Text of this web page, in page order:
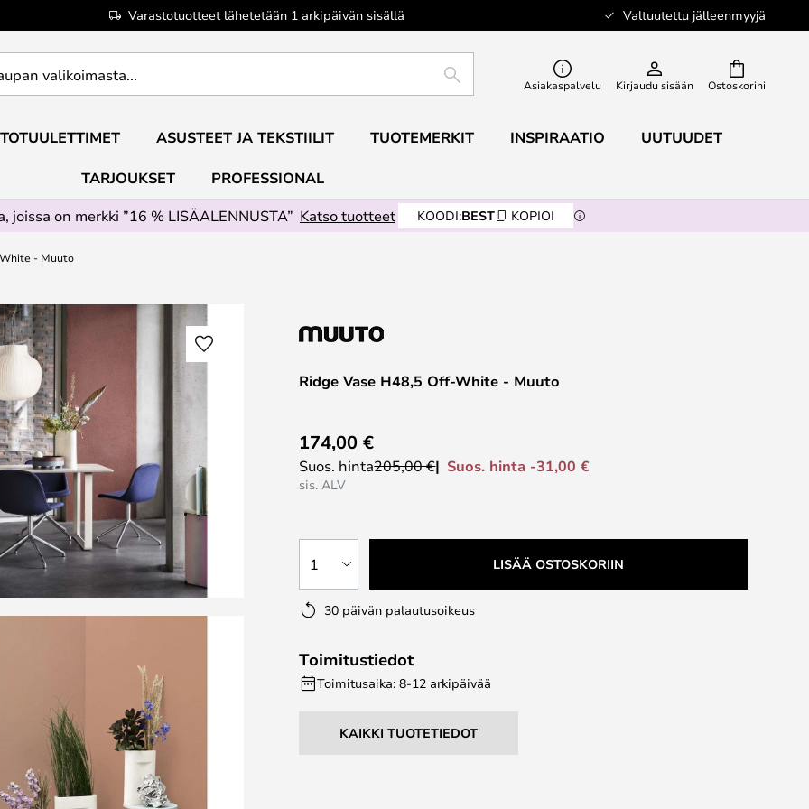
Varastotuotteet lähetetään 1 arkipäivän sisällä Valtuutettu jälleenmyyjä
Ostoskorini
ETSI Asiakaspalvelu Kirjaudu sisään
ASUSTEET JA TEKSTIILIT TUOTEMERKIT INSPIRAATIO UUTUUDET
TARJOUKSET
PROFESSIONAL
joissa on merkki ”16 % LISÄALENNUSTA” Katso tuotteet KOODI:BEST KOPIOI
- Muuto
Ridge Vase H48,5 Off-White - Muuto
174,00 €
Suos. hinta205,00 € Suos. hinta -31,00 €
sis. ALV
1 LISÄÄ OSTOSKORIIN
30 päivän palautusoikeus
Toimitustiedot
Toimitusaika: 8-12 arkipäivää
KAIKKI TUOTETIEDOT